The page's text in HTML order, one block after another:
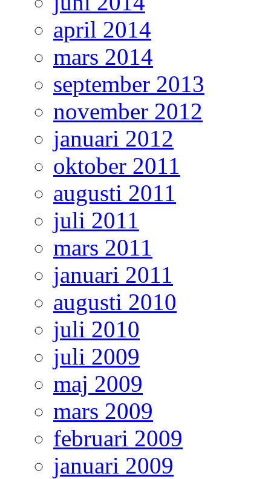
april 2014
mars 2014
september 2013
november 2012
januari 2012
oktober 2011
augusti 2011
juli 2011
mars 2011
januari 2011
augusti 2010
juli 2010
juli 2009
maj 2009
mars 2009
februari 2009
januari 2009